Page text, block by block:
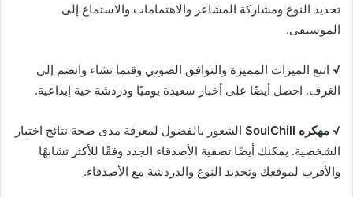
تحديد النوع ومشاركة المشاعر والاهتمامات والاستماع إلى
الموسيقى.
√ اتبع الميزات المميزة والتوافق الصوتي وقتما تشاء وانضم إلى
الغرف. احصل أيضًا على أخبار سعيدة يوميًا ودردشة حية إبداعية.
√ مهكره SoulChill
الشعور بالفضول لمعرفة مدى صحة نتائج اختبار
الشخصية. يمكنك أيضًا تصفية الأصدقاء الجدد وفقًا للأكثر تشابهًا
والأقرب لموقعك وتحديد النوع والدردشة مع الأصدقاء.